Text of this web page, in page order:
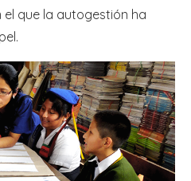
que la autogestión ha